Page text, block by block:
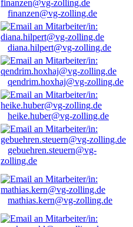
finanzen@vg-zolling.de
diana.hilpert@vg-zolling.de
qendrim.hoxhaj@vg-zolling.de
heike.huber@vg-zolling.de
gebuehren.steuern@vg-
zolling.de
mathias.kern@vg-zolling.de